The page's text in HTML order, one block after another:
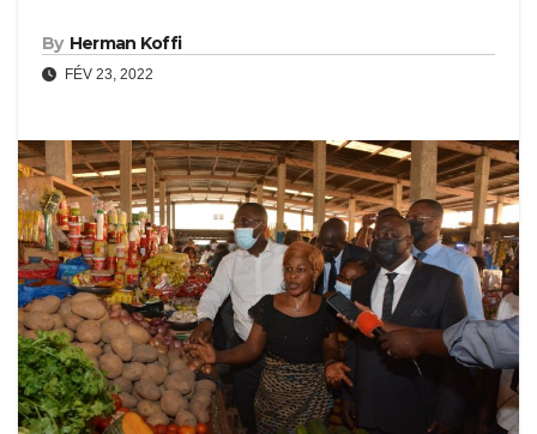
By Herman Koffi
FÉV 23, 2022